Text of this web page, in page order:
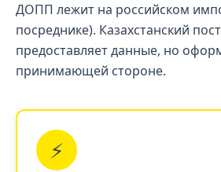
ДОПП лежит на российском
посреднике). Казахстанский
предоставляет данные, но
принимающей стороне.
⚡